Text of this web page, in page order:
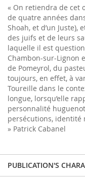
« On retiendra de cet
de quatre années
Shoah, et d’un
des juifs et de leurs
laquelle il est
Chambon-sur-Lignon
de Pomeyrol, du
toujours, en effet, à
Toureille dans le
longue, lorsqu’elle
personnalité
persécutions,
» Patrick Cabanel
PUBLICATION'S